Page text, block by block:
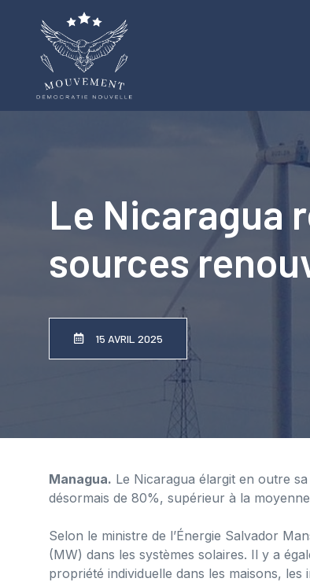
Le Nicaragua
sources
15 AVRIL 2025
Managua. Le Nicaragua élargit en outre
désormais de 80%, supérieur à la
Selon le ministre de l’Énergie Salvador
(MW) dans les systèmes solaires. Il y a
propriété individuelle dans les maisons,